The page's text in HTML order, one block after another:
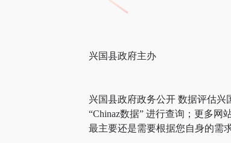
兴国县政府主办
兴国县政府政务公开 数据评估兴
“Chinaz数据” 进行查询；更多
最主要还是需要根据您自身的需